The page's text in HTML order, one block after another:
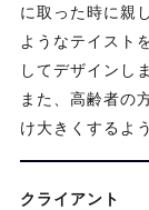
に取った時に親
ようなテイスト
してデザインし
また、高齢者の
け大きくするよ
クライアント